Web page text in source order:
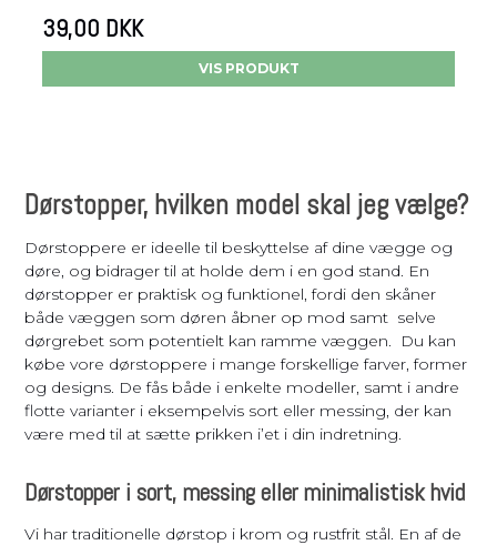
39,00 DKK
VIS PRODUKT
Dørstopper, hvilken model skal jeg vælge?
Dørstoppere er ideelle til beskyttelse af dine vægge og
døre, og bidrager til at holde dem i en god stand. En
dørstopper er praktisk og funktionel, fordi den skåner
både væggen som døren åbner op mod samt selve
dørgrebet som potentielt kan ramme væggen. Du kan
købe vore dørstoppere i mange forskellige farver, former
og designs. De fås både i enkelte modeller, samt i andre
flotte varianter i eksempelvis sort eller messing, der kan
være med til at sætte prikken i’et i din indretning.
Dørstopper i sort, messing eller minimalistisk hvid
Vi har traditionelle dørstop i krom og rustfrit stål. En af de